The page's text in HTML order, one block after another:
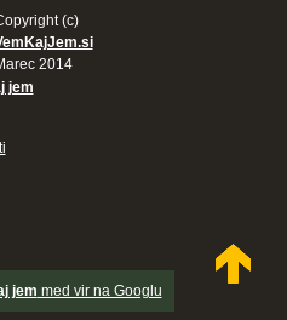
(c)
2014
jem
jem med vir na Googlu